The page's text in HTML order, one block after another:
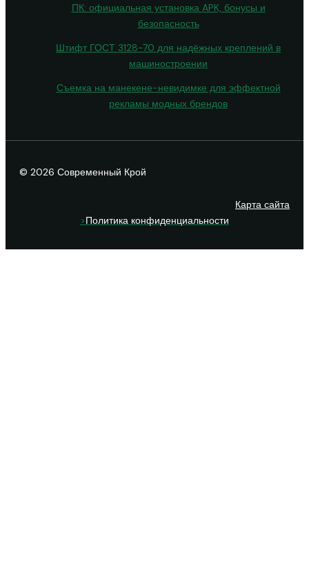
ПК: официальная установка APK, бонусы и
безопасность
Штифт ГОСТ 3128-70 для надёжных креплений в
машиностроении
Съемка на манекене-невидимке для эффектной
рекламы модных брендов
© 2026 Современный Крой
Карта сайта
>Политика конфиденциальности